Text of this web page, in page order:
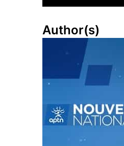
Reading
Author(s)